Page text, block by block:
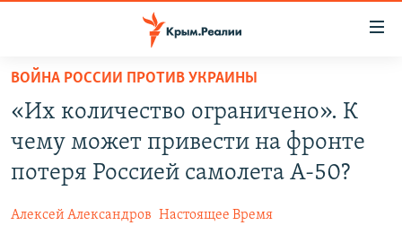
Вернуться
основному
содержанию
Вернутся
главной
11 ЛЕТ ОККУПАЦИИ КРЫМА. 11 ИСТОРИЙ СОПРОТИВЛЕНИЯ
ВОДА
ЕЩЕ
ВОЙНА РОССИИ ПРОТИВ УКРАИНЫ
«Их количество ограничено». К
чему может привести на фронте
потеря Россией самолета А-50?
Алексей Александров Настоящее Время